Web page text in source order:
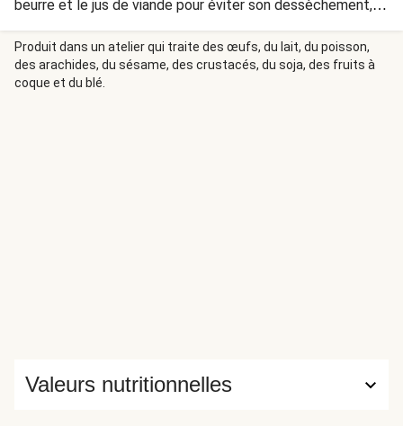
beurre et le jus de viande pour éviter son dessèchement,
mais également pour créer de nouveaux sucs et une
concentration de saveurs délicieuses ! Cette méthode
peut ensuite être reproduite avec la pièce de viande de
votre choix !
Produit dans un atelier qui traite des œufs, du lait, du poisson,
des arachides, du sésame, des crustacés, du soja, des fruits à
coque et du blé.
Valeurs nutritionnelles